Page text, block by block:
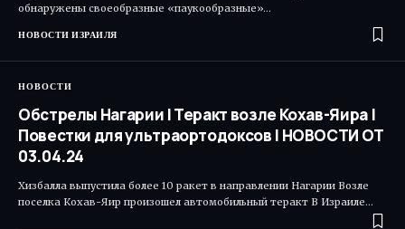
обнаружены своеобразные «паукообразные»…
НОВОСТИ ИЗРАИЛЯ
НОВОСТИ
Обстрелы Нагарии | Теракт возле Кохав-Яира |
Повестки для ультраортодоксов | НОВОСТИ ОТ
03.04.24
Хизбалла выпустила более 10 ракет в направлении Нагарии Возле
поселка Кохав-Яир произошел автомобильный теракт В Израиле…